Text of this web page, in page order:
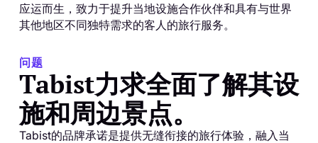
应运而生，致力于提升当地设施合作伙伴和具有与世界
其他地区不同独特需求的客人的旅行服务。
问题
Tabist力求全面了解其设
施和周边景点。
Tabist的品牌承诺是提供无缝衔接的旅行体验，融入当